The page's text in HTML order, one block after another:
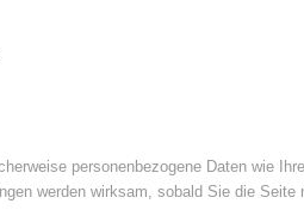
personenbezogene Daten wie
werden wirksam, sobald Sie die Seite